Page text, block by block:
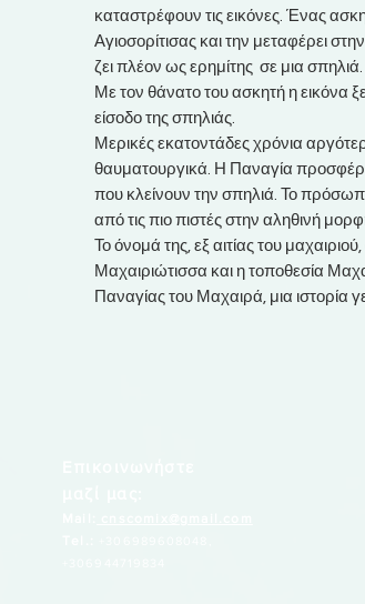
καταστρέφουν τις εικόνες. Ένας
Αγιοσορίτισας και την μεταφέρει
ζει πλέον ως ερημίτης σε μια σπηλιά.
Με τον θάνατο του ασκητή η εικόνα
είσοδο της σπηλιάς.
Μερικές εκατοντάδες χρόνια
θαυματουργικά. Η Παναγία
που κλείνουν την σπηλιά. Το
από τις πιο πιστές στην αληθινή
Το όνομά της, εξ αιτίας του
Μαχαιριώτισσα και η τοποθεσία
Παναγίας του Μαχαιρά, μια ιστορία